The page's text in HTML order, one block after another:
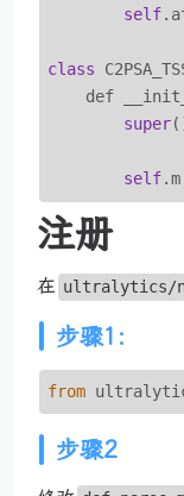
self
class
def
super
self
注册
在 ultralytics/
步骤1:
from
步骤2